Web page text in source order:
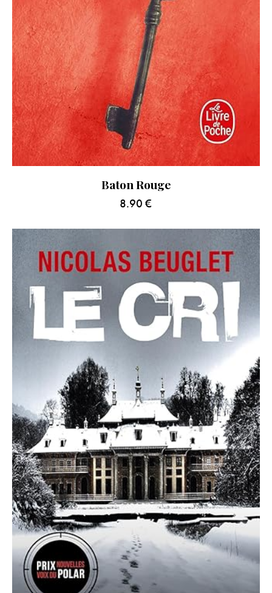
Baton Rouge
8.90 €